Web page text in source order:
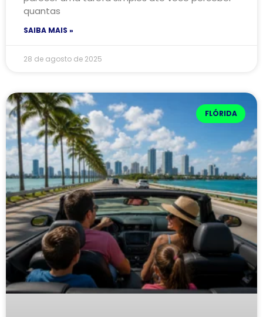
quantas
SAIBA MAIS »
28 de agosto de 2025
FLÓRIDA